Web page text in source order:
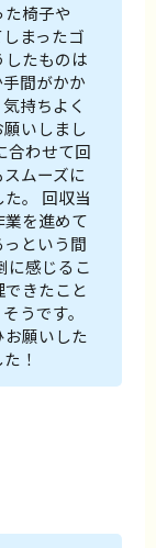
椅子や
まったゴ
たものは
間がかか
持ちよく
いしまし
合わせて回
ムーズに
。 回収当
を進めて
という間
に感じるこ
きたこと
うです。
願いした
！